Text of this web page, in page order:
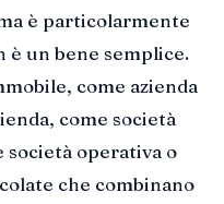
è particolarmente
è un bene semplice.
come azienda
come società
società operativa o
che combinano